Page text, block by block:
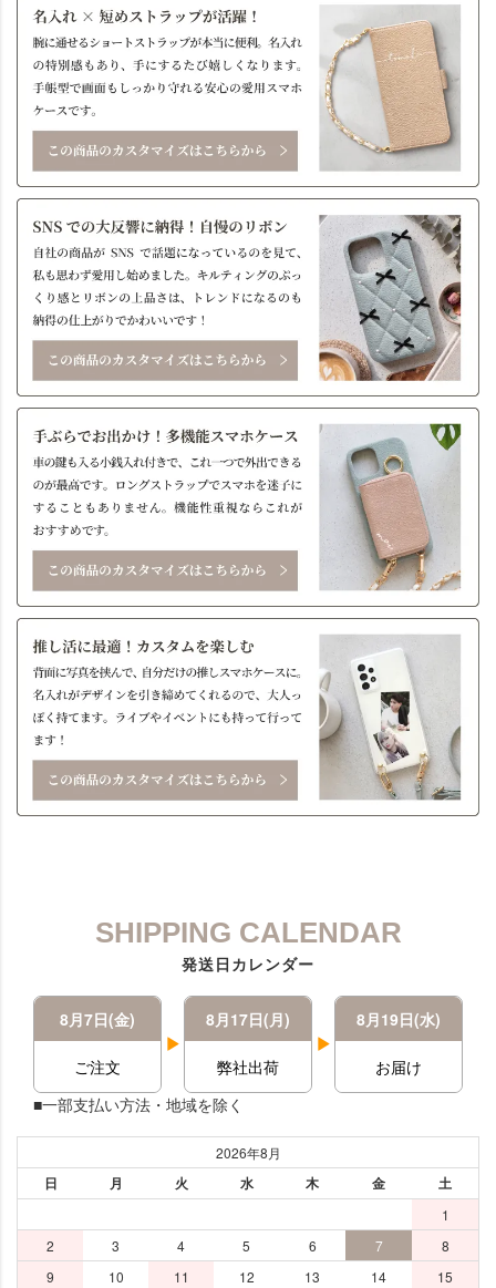
SHIPPING CALENDAR
発送日カレンダー